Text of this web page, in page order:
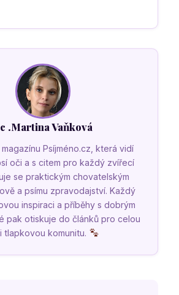
.Martina Vaňková
Psíjméno.cz, která vidí
oči a s citem pro každý zvířecí
se praktickým chovatelským
a psímu zpravodajství. Každý
inspiraci a příběhy s dobrým
pak otiskuje do článků pro celou
tlapkovou komunitu.